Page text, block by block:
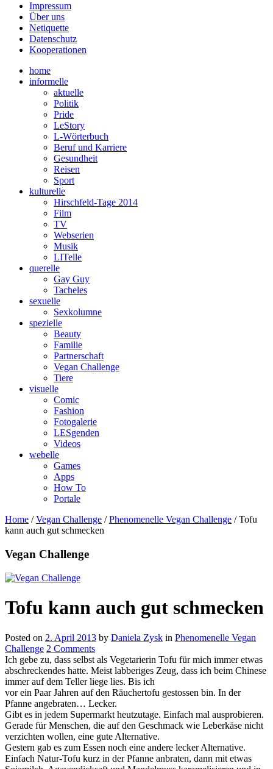
Impressum
Über uns
Netiquette
Datenschutz
Kooperationen
home
informelle
aktuelle
Politik
Pride
LeStory
L-Wörterbuch
Beruf und Karriere
Gesundheit
Reisen
Sport
kulturelle
Hirschfeld-Tage 2014
Film
TV
Webserien
Musik
LITelle
querelle
Gay Guy
Tacheles
sexuelle
Sexkolumne
spezielle
Beauty
Familie
Partnerschaft
Vegan Challenge
Tiere
visuelle
Comic
Fashion
Fotogalerie
LESgenden
Videos
webelle
Games
Apps
How To
Portale
Home /Vegan Challenge /Phenomenelle Vegan Challenge /Tofu
kann auch gut schmecken
Vegan Challenge
Tofu kann auch gut schmecken
Posted on 2. April 2013 by Daniela Zysk in Phenomenelle Vegan
Challenge 2 Comments
Ich gebe zu, dass selbst als Vegetarierin Tofu für mich immer etwas
abschreckendes hatte. Meist labberiges Zeug, dass ich beim Chinese
immer auf dem Teller liege lies. Bis ich
vor ein Paar Jahren auf den Räuchertofu gestossen bin. In der
Pfanne angebraten… Lecker.
Gibt es in jedem Supermarkt heutzutage. Einfach mal ausprobieren.
Gerade für Menschen, die auf den Geschmack wie Leberkäse nicht
verzichten wollen, eine gute Alternative.
Gestern gab es zum Essen noch eine andere lecker Alternative.
Einfach Natur-Tofu kurz in der Pfanne anbraten, dann mit etwas